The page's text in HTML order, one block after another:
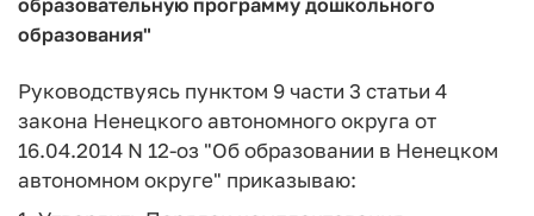
образования"
Руководствуясь пунктом 9 части 3 статьи 4
закона Ненецкого автономного округа от
16.04.2014 N 12-оз "Об образовании в Ненецком
автономном округе" приказываю: